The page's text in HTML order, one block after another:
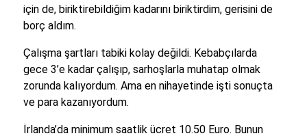
için de, biriktirebildiğim kadarını biriktirdim, gerisini de
borç aldım.
Çalışma şartları tabiki kolay değildi. Kebabçılarda
gece 3’e kadar çalışıp, sarhoşlarla muhatap olmak
zorunda kalıyordum. Ama en nihayetinde işti sonuçta
ve para kazanıyordum.
İrlanda’da minimum saatlik ücret 10.50 Euro. Bunun